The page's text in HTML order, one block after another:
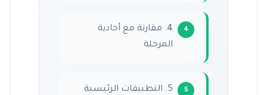
4. مقارنة مع أحادية
المرحلة
5. التطبيقات الرئيسية